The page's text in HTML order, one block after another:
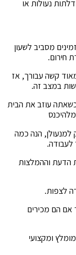
נעולות או
שעות ביממה זמינים מסביב לשעון
חירום.
קשה עבורך, אז
במצב זה.
עוזב את הבית
הנה כמה
לעבודה.
הדעת וההמלצות
לצפות.
אם הם מכירים
ומקצועי